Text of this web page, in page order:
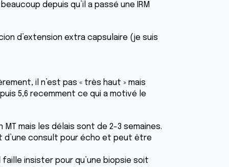
depuis qu’il a passé une IRM
d’extension extra capsulaire (je suis
il n’est pas « très haut » mais
5,6 recemment ce qui a motivé le
MT mais les délais sont de 2-3 semaines.
d’une consult pour écho et peut être
faille insister pour qu’une biopsie soit